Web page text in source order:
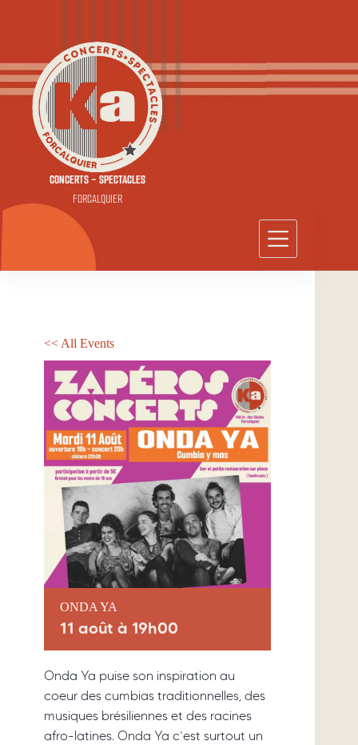
CONCERTS - SPECTACLES
FORCALQUIER
<< All Events
ONDA YA
11 août à 19h00
Onda Ya puise son inspiration au
coeur des cumbias traditionnelles, des
musiques brésiliennes et des racines
afro-latines. Onda Ya c’est surtout un